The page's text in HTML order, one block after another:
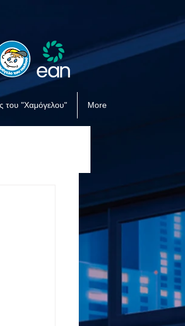
του "Χαμόγελου" More